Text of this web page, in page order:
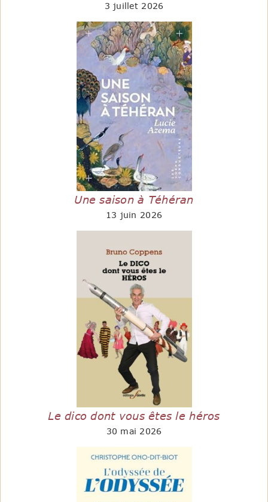
3 juillet 2026
Une saison à Téhéran
13 juin 2026
Le dico dont vous êtes le héros
30 mai 2026